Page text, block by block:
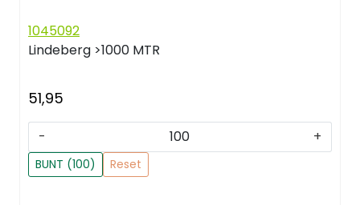
1045092
Lindeberg >1000 MTR
51,95
- +
BUNT (100) Reset